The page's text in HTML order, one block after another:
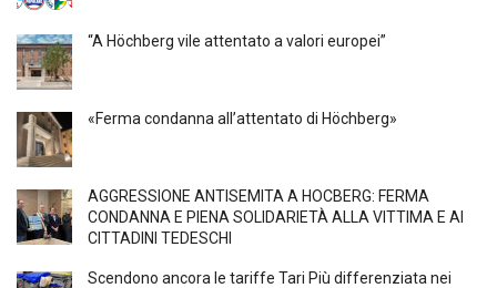
“A Höchberg vile attentato a valori europei”
«Ferma condanna all’attentato di Höchberg»
AGGRESSIONE ANTISEMITA A HÖCBERG: FERMA
CONDANNA E PIENA SOLIDARIETÀ ALLA VITTIMA E AI
CITTADINI TEDESCHI
Scendono ancora le tariffe Tari Più differenziata nei